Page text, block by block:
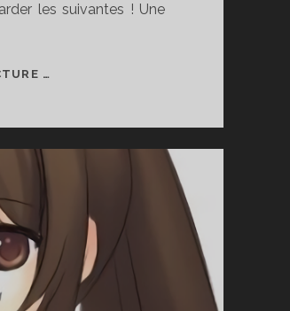
les suivantes ! Une
…